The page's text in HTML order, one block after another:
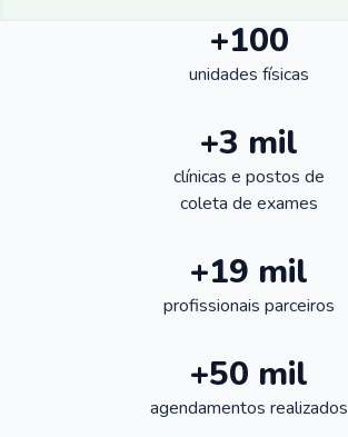
+100
unidades físicas
+3 mil
clínicas e postos de
coleta de exames
+19 mil
profissionais parceiros
+50 mil
agendamentos realizados